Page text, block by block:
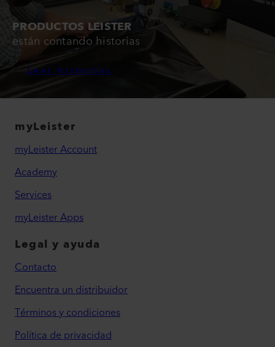
PRODUCTOS LEISTER
están contando historias
Leer historias
myLeister
myLeister Account
Academy
Services
myLeister Apps
Legal y ayuda
Contacto
Encuentra un distribuidor
Términos y condiciones
Política de privacidad